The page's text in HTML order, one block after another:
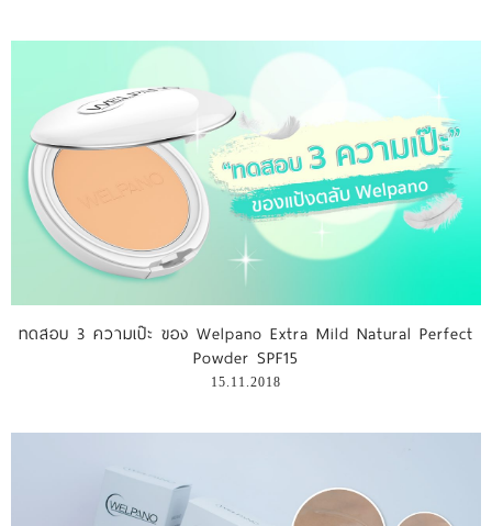
ทดสอบ 3 ความเป๊ะ ของ Welpano Extra Mild Natural Perfect
Powder SPF15
15.11.2018